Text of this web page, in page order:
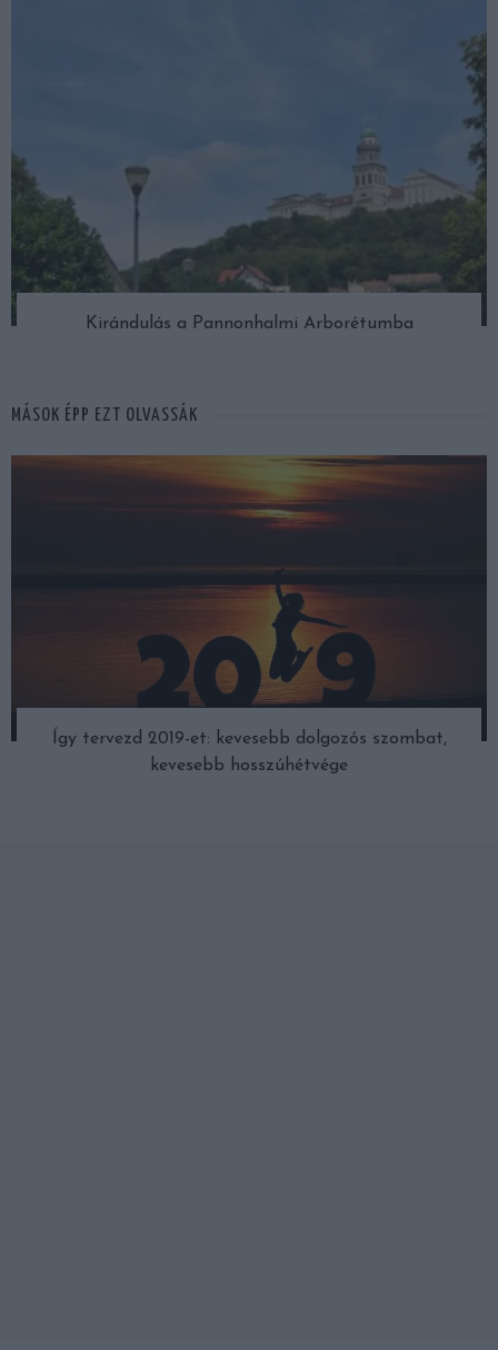
Kirándulás a Pannonhalmi Arborétumba
MÁSOK ÉPP EZT OLVASSÁK
Így tervezd 2019-et: kevesebb dolgozós szombat,
kevesebb hosszúhétvége